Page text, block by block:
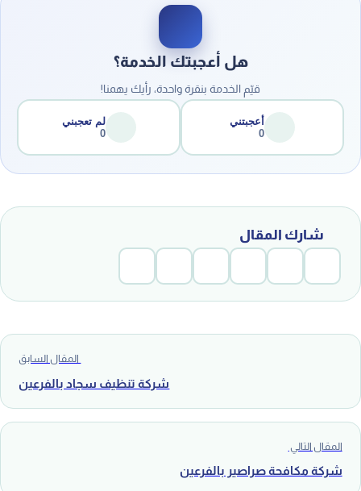
هل أعجبتك الخدمة؟
قيّم الخدمة بنقرة واحدة، رأيك يهمنا!
أعجبتني
0
لم تعجبني
0
شارك المقال
المقال السابق
شركة تنظيف سجاد بالفرعين
المقال التالي
شركة مكافحة صراصير بالفرعين